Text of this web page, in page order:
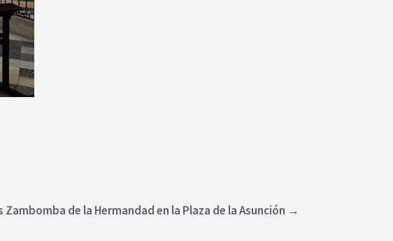
de la Hermandad en la Plaza de la Asunción →